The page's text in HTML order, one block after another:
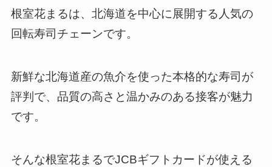
根室花まるは、北海道を中心に展開する人気の
回転寿司チェーンです。
新鮮な北海道産の魚介を使った本格的な寿司が
評判で、品質の高さと温かみのある接客が魅力
です。
そんな根室花まるでJCBギフトカードが使える